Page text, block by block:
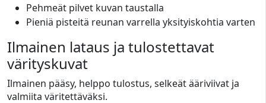
Pehmeät pilvet kuvan taustalla
Pieniä pisteitä reunan varrella yksityiskohtia varten
Ilmainen lataus ja tulostettavat
värityskuvat
Ilmainen pääsy, helppo tulostus, selkeät ääriviivat ja
valmiita väritettäväksi.